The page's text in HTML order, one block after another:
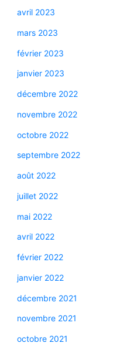
avril 2023
mars 2023
février 2023
janvier 2023
décembre 2022
novembre 2022
octobre 2022
septembre 2022
août 2022
juillet 2022
mai 2022
avril 2022
février 2022
janvier 2022
décembre 2021
novembre 2021
octobre 2021